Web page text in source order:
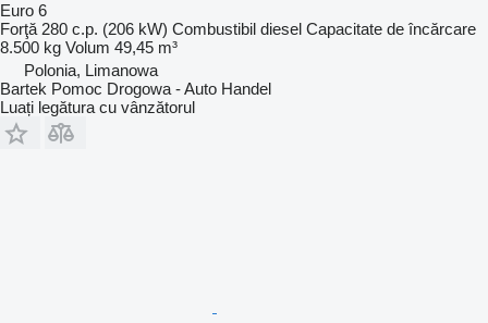
Euro 6
Forţă 280 c.p. (206 kW) Combustibil diesel Capacitate de încărcare
8.500 kg Volum 49,45 m³
Polonia, Limanowa
Bartek Pomoc Drogowa - Auto Handel
Luați legătura cu vânzătorul